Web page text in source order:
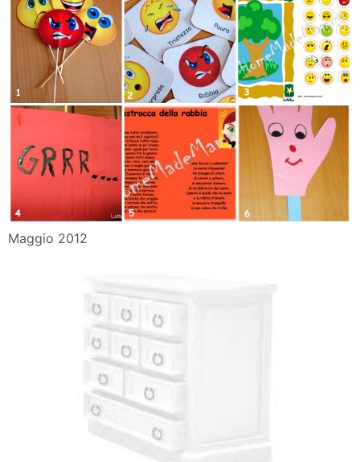
Maggio 2012